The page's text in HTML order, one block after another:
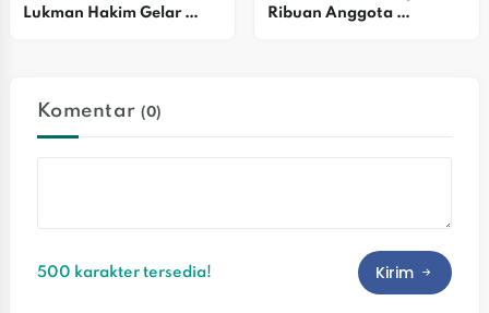
Lukman Hakim Gelar
Ribuan Anggota
Komentar(0)
500 karakter tersedia! Kirim